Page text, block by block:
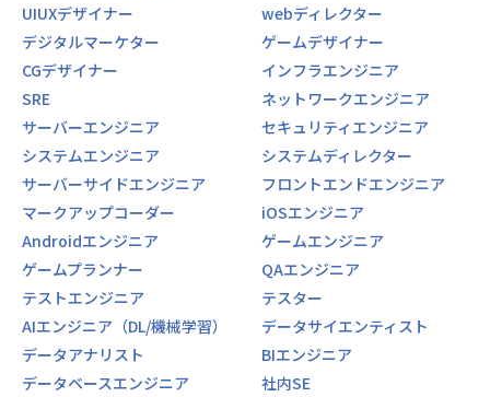
UIUXデザイナー
webディレクター
デジタルマーケター
ゲームデザイナー
CGデザイナー
インフラエンジニア
SRE
ネットワークエンジニア
サーバーエンジニア
セキュリティエンジニア
システムエンジニア
システムディレクター
サーバーサイドエンジニア
フロントエンドエンジニア
マークアップコーダー
iOSエンジニア
Androidエンジニア
ゲームエンジニア
ゲームプランナー
QAエンジニア
テストエンジニア
テスター
AIエンジニア（DL/機械学習）
データサイエンティスト
データアナリスト
BIエンジニア
データベースエンジニア
社内SE